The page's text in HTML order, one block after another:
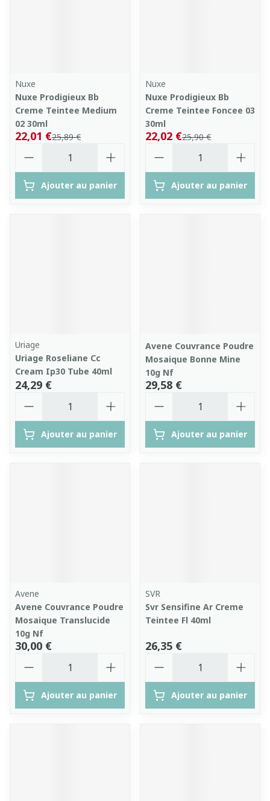
Nuxe
Nuxe Prodigieux Bb
Creme Teintee Medium
02 30ml
25,89 €
22,01 €
Ajouter au panier
Nuxe
Nuxe Prodigieux Bb
Creme Teintee Foncee 03
30ml
25,90 €
22,02 €
Ajouter au panier
Uriage
Uriage Roseliane Cc
Cream Ip30 Tube 40ml
24,29 €
Ajouter au panier
Avene Couvrance Poudre
Mosaique Bonne Mine
10g Nf
29,58 €
Ajouter au panier
Avene
Avene Couvrance Poudre
Mosaique Translucide
10g Nf
30,00 €
Ajouter au panier
SVR
Svr Sensifine Ar Creme
Teintee Fl 40ml
26,35 €
Ajouter au panier